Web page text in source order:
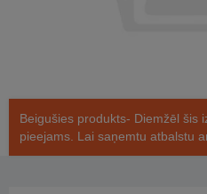
Beigušies produkts- Diemžēl šis
pieejams. Lai saņemtu atbalstu